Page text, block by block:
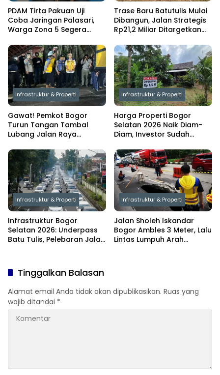
PDAM Tirta Pakuan Uji
Coba Jaringan Palasari,
Warga Zona 5 Segera
Jam
Trase Baru Batutulis Mulai
Dibangun, Jalan Strategis
Rp21,2 Miliar Ditargetkan
Infrastruktur & Properti
Gawat! Pemkot Bogor
Turun Tangan Tambal
Lubang Jalan Raya
Ambil Langkah Berani
Infrastruktur & Properti
Harga Properti Bogor
Selatan 2026 Naik Diam-
Diam, Investor Sudah
Infrastruktur & Properti
Infrastruktur Bogor
Selatan 2026: Underpass
Batu Tulis, Pelebaran Jalan
Infrastruktur & Properti
Jalan Sholeh Iskandar
Bogor Ambles 3 Meter, Lalu
Lintas Lumpuh Arah
Tinggalkan Balasan
Alamat email Anda tidak akan dipublikasikan. Ruas yang
wajib ditandai *